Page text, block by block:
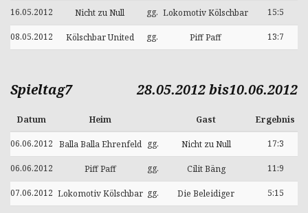
16.05.2012 Nicht zu Null gg. Lokomotiv Kölschbar 15:5
08.05.2012 Kölschbar United gg. Piff Paff 13:7
Spieltag7 28.05.2012 bis10.06.2012
Datum Heim Gast Ergebnis
06.06.2012 Balla Balla Ehrenfeld gg. Nicht zu Null 17:3
06.06.2012 Piff Paff gg. Cilit Bäng 11:9
07.06.2012 Lokomotiv Kölschbar gg. Die Beleidiger 5:15